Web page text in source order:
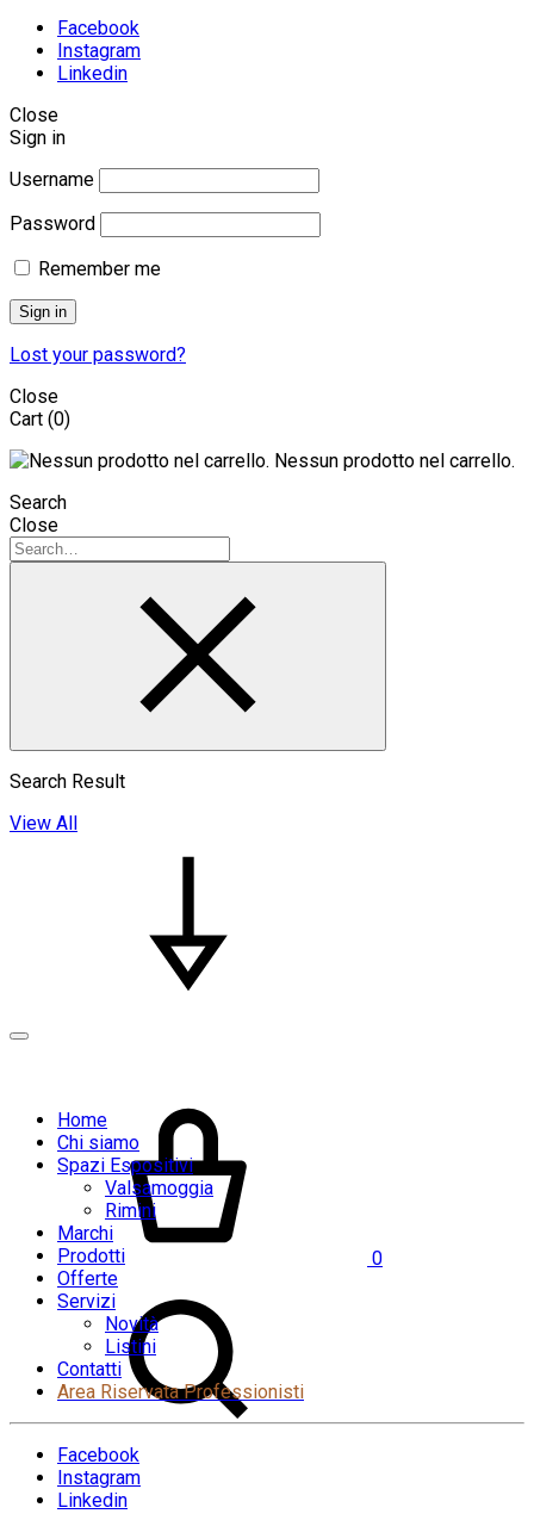
Facebook
Instagram
Linkedin
Close
Sign in
Username
Password
Remember me
Sign in
Lost your password?
Close
Cart (0)
Nessun prodotto nel carrello.
Search
Close
Search Result
View All
0
Home
Chi siamo
Spazi Espositivi
Valsamoggia
Rimini
Marchi
Prodotti
Offerte
Servizi
Novità
Listini
Contatti
Area Riservata Professionisti
Facebook
Instagram
Linkedin